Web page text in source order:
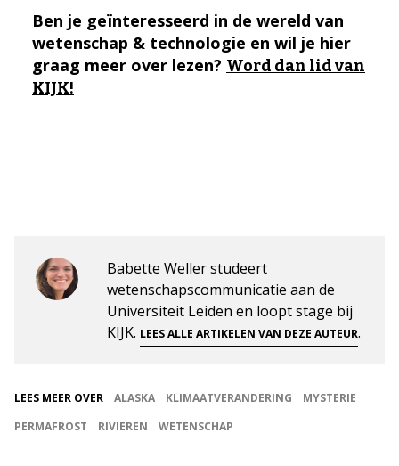
Ben je geïnteresseerd in de wereld van
wetenschap & technologie en wil je hier
graag meer over lezen? Word dan lid van
KIJK!
Babette Weller studeert
wetenschapscommunicatie aan de
Universiteit Leiden en loopt stage bij
KIJK. LEES ALLE ARTIKELEN VAN DEZE AUTEUR.
LEES MEER OVER ALASKA KLIMAATVERANDERING
MYSTERIE
PERMAFROST
RIVIEREN WETENSCHAP